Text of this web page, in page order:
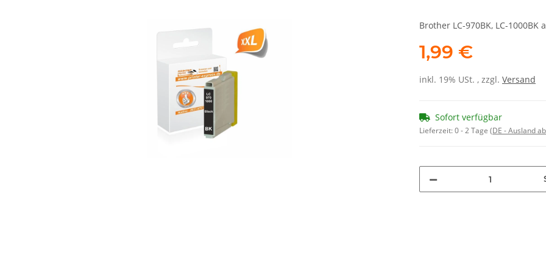
Brother LC-970BK, LC-
1,99 €
inkl. 19% USt. , zzgl. Versand
Sofort verfügbar
Lieferzeit:0 - 2 Tage (DE - Ausland